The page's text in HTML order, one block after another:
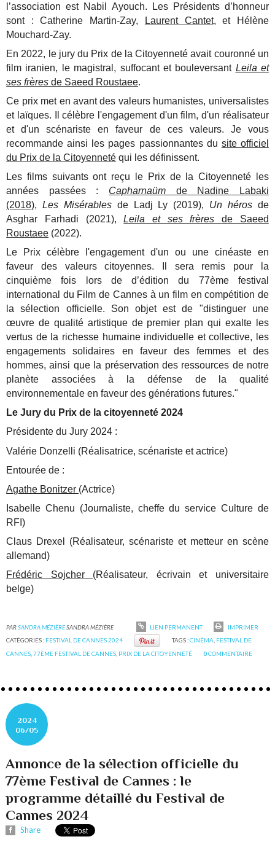
l’association est Nabil Ayouch. Les Présidents d’honneur
sont : Catherine Martin-Zay,
Laurent Cantet, et Hélène
Mouchard-Zay.
En 2022, le jury du Prix de la Citoyenneté avait couronné un
film iranien, le magistral, suffocant et bouleversant Leila et
ses frères de Saeed Roustaee.
Ce prix met en avant des valeurs humanistes, universalistes
et laïques. Il célèbre l'engagement d'un film, d'un réalisateur
et d'un scénariste en faveur de ces valeurs. Je vous
recommande ainsi les pages passionnantes du site officiel
du Prix de la Citoyenneté qui les définissent.
Les films suivants ont reçu le Prix de la Citoyenneté les
années passées : Capharnaüm de Nadine Labaki
(2018), Les Misérablesde Ladj Ly (2019), Un héros de
Asghar Farhadi (2021),Leila et ses frèresde Saeed
Roustaee (2022).
Le Prix célèbre l'engagement d'un ou une cinéaste en
faveur des valeurs citoyennes. Il sera remis pour la
cinquième fois lors de d’édition du 77ème festival
international du Film de Cannes à un film en compétition de
la sélection officielle. Son objet est de "distinguer une
œuvre de qualité artistique de premier plan qui exalte les
vertus de la richesse humaine individuelle et collective, les
engagements solidaires en faveur des femmes et des
hommes, ainsi que la préservation des ressources de notre
planète associées à la défense de la qualité
environnementale en faveur des générations futures."
Le Jury du Prix de la citoyenneté 2024
Présidente du Jury 2024 :
Valérie Donzelli (Réalisatrice, scénariste et actrice)
Entourée de :
Agathe Bonitzer (Actrice)
Isabelle Chenu (Journaliste, cheffe du service Culture de
RFI)
Claus Drexel (Réalisateur, scénariste et metteur en scène
allemand)
Frédéric Sojcher (Réalisateur, écrivain et universitaire
belge)
PARSANDRA MÉZIÈRESANDRA MÉZIÈRE LIEN PERMANENT
IMPRIMER
CATÉGORIES : FESTIVAL DE CANNES 2024 TAGS :CINÉMA FESTIVAL DE
CANNES ,77ÈME FESTIVAL DE CANNES PRIX DE LA CITOYENNETÉ 0COMMENTAIRE
2024
06/05
Annonce de la sélection officielle du
77ème Festival de Cannes : le
programme détaillé du Festival de
Cannes 2024
Share